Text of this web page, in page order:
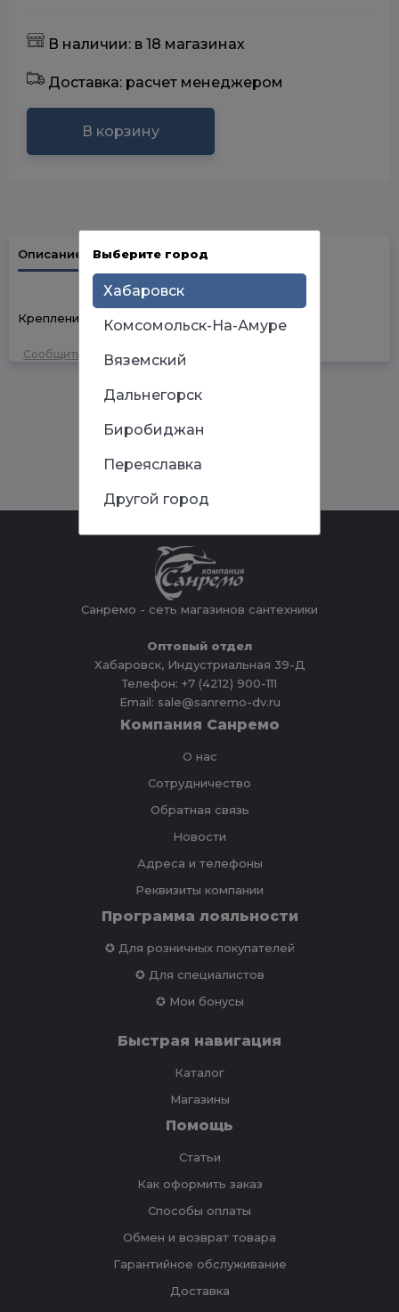
В наличии: в 18 магазинах
Доставка: расчет менеджером
В корзину
Описание Наличие в магазинах
Крепление для труб с защелкой 25 мм
Сообщить об ошибке
Санремо - сеть магазинов сантехники
Оптовый отдел
Хабаровск, Индустриальная 39-Д
Телефон: +7 (4212) 900-111
Email: sale@sanremo-dv.ru
Компания Санремо
О нас
Сотрудничество
Обратная связь
Новости
Адреса и телефоны
Реквизиты компании
Программа лояльности
✪ Для розничных покупателей
✪ Для специалистов
✪ Мои бонусы
Быстрая навигация
Каталог
Магазины
Помощь
Статьи
Как оформить заказ
Способы оплаты
Обмен и возврат товара
Гарантийное обслуживание
Доставка
Выберите город
Хабаровск
Комсомольск-На-Амуре
Вяземский
Дальнегорск
Биробиджан
Переяславка
Другой город